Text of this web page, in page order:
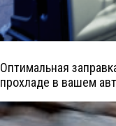
Оптимальная
прохладе в вашем